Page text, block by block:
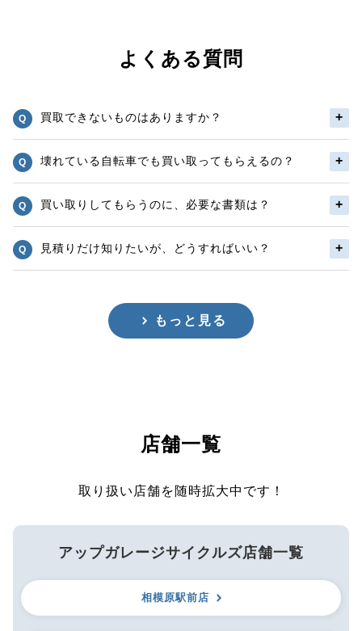
よくある質問
買取できないものはありますか？
壊れている自転車でも買い取ってもらえるの？
買い取りしてもらうのに、必要な書類は？
見積りだけ知りたいが、どうすればいい？
もっと見る
店舗一覧
取り扱い店舗を随時拡大中です！
アップガレージサイクルズ店舗一覧
相模原駅前店